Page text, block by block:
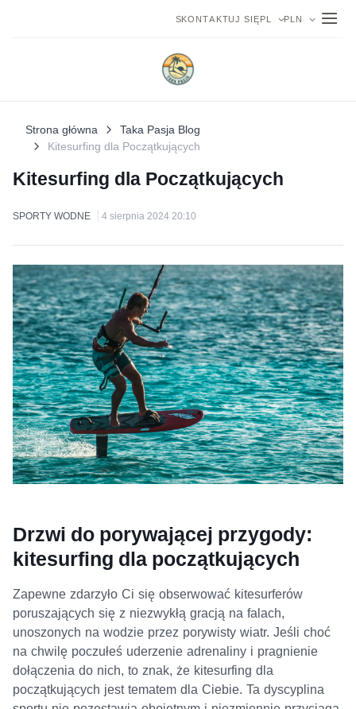
SKONTAKTUJ SIĘPL PLN
Strona główna
Taka Pasja Blog
Kitesurfing dla Początkujących
Kitesurfing dla Początkujących
SPORTY WODNE 4 sierpnia 2024 20:10
Drzwi do porywającej przygody:
kitesurfing dla początkujących
Zapewne zdarzyło Ci się obserwować kitesurferów
poruszających się z niezwykłą gracją na falach,
unoszonych na wodzie przez porywisty wiatr. Jeśli choć
na chwilę poczułeś uderzenie adrenaliny i pragnienie
dołączenia do nich, to znak, że kitesurfing dla
początkujących jest tematem dla Ciebie. Ta dyscyplina